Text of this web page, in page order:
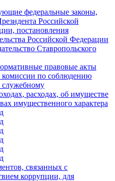
федеральные законы,
Российской
постановления
Российской Федерации
Ставропольского
правовые акты
комиссии по соблюдению
служебному
расходах, об имуществе
имущественного характера
связанных с
коррупции, для